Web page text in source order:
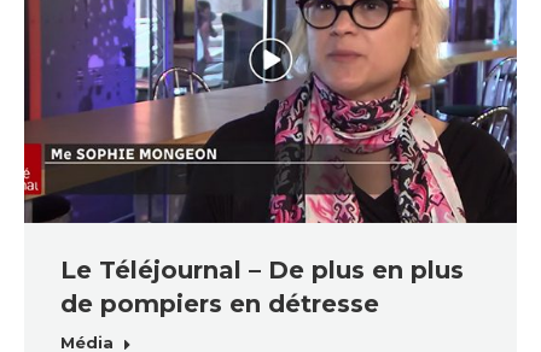
Le Téléjournal – De plus en plus
de pompiers en détresse
Média